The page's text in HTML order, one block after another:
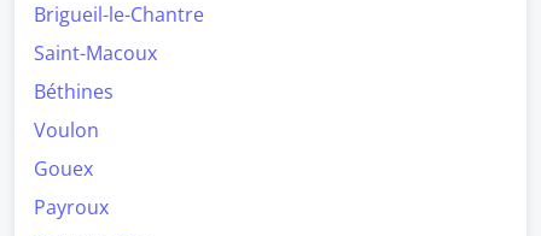
Brigueil-le-Chantre
Saint-Macoux
Béthines
Voulon
Gouex
Payroux